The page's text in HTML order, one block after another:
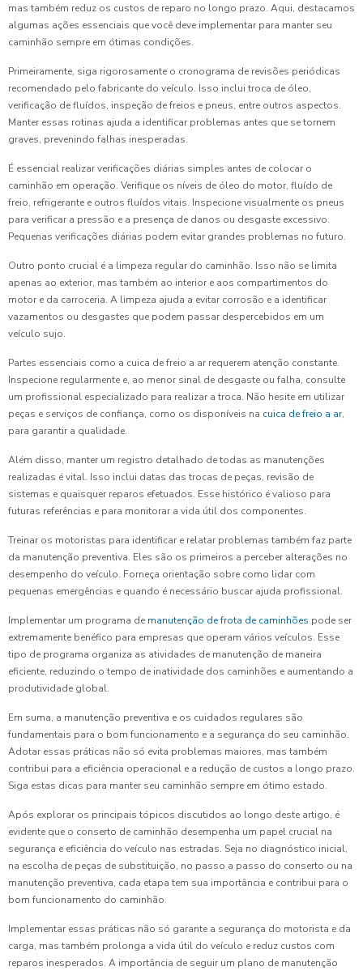
mas também reduz os custos de reparo no longo prazo. Aqui, destacamos
algumas ações essenciais que você deve implementar para manter seu
caminhão sempre em ótimas condições.
Primeiramente, siga rigorosamente o cronograma de revisões periódicas
recomendado pelo fabricante do veículo. Isso inclui troca de óleo,
verificação de fluídos, inspeção de freios e pneus, entre outros aspectos.
Manter essas rotinas ajuda a identificar problemas antes que se tornem
graves, prevenindo falhas inesperadas.
É essencial realizar verificações diárias simples antes de colocar o
caminhão em operação. Verifique os níveis de óleo do motor, fluído de
freio, refrigerante e outros fluídos vitais. Inspecione visualmente os pneus
para verificar a pressão e a presença de danos ou desgaste excessivo.
Pequenas verificações diárias podem evitar grandes problemas no futuro.
Outro ponto crucial é a limpeza regular do caminhão. Isso não se limita
apenas ao exterior, mas também ao interior e aos compartimentos do
motor e da carroceria. A limpeza ajuda a evitar corrosão e a identificar
vazamentos ou desgastes que podem passar despercebidos em um
veículo sujo.
Partes essenciais como a cuica de freio a ar requerem atenção constante.
Inspecione regularmente e, ao menor sinal de desgaste ou falha, consulte
um profissional especializado para realizar a troca. Não hesite em utilizar
peças e serviços de confiança, como os disponíveis na cuica de freio a ar,
para garantir a qualidade.
Além disso, manter um registro detalhado de todas as manutenções
realizadas é vital. Isso inclui datas das trocas de peças, revisão de
sistemas e quaisquer reparos efetuados. Esse histórico é valioso para
futuras referências e para monitorar a vida útil dos componentes.
Treinar os motoristas para identificar e relatar problemas também faz parte
da manutenção preventiva. Eles são os primeiros a perceber alterações no
desempenho do veículo. Forneça orientação sobre como lidar com
pequenas emergências e quando é necessário buscar ajuda profissional.
Implementar um programa de manutenção de frota de caminhões pode ser
extremamente benéfico para empresas que operam vários veículos. Esse
tipo de programa organiza as atividades de manutenção de maneira
eficiente, reduzindo o tempo de inatividade dos caminhões e aumentando a
produtividade global.
Em suma, a manutenção preventiva e os cuidados regulares são
fundamentais para o bom funcionamento e a segurança do seu caminhão.
Adotar essas práticas não só evita problemas maiores, mas também
contribui para a eficiência operacional e a redução de custos a longo prazo.
Siga estas dicas para manter seu caminhão sempre em ótimo estado.
Após explorar os principais tópicos discutidos ao longo deste artigo, é
evidente que o conserto de caminhão desempenha um papel crucial na
segurança e eficiência do veículo nas estradas. Seja no diagnóstico inicial,
na escolha de peças de substituição, no passo a passo do conserto ou na
manutenção preventiva, cada etapa tem sua importância e contribui para o
bom funcionamento do caminhão.
Implementar essas práticas não só garante a segurança do motorista e da
carga, mas também prolonga a vida útil do veículo e reduz custos com
reparos inesperados. A importância de seguir um plano de manutenção